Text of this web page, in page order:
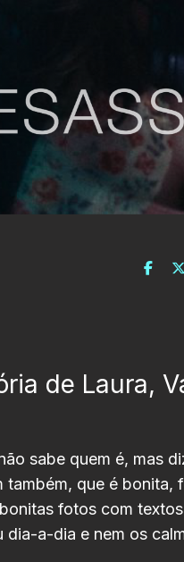
de Laura,
sabe quem é, mas
também, que é bonita,
fotos com
dia-a-dia e nem os